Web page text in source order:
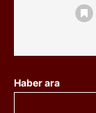
Haber ara